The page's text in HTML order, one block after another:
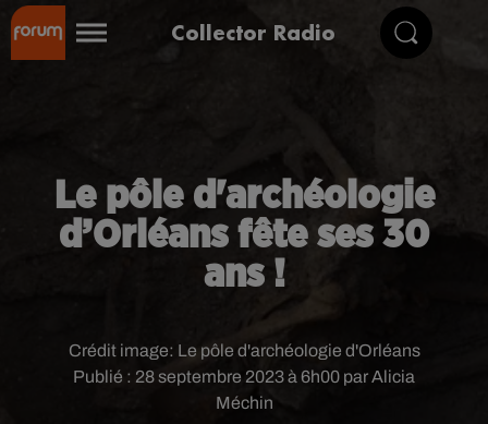
Collector Radio
Le pôle d'archéologie
d’Orléans fête ses 30
ans !
Publié : 28 septembre 2023 à 6h00 par Alicia
Méchin
Crédit image: Le pôle d'archéologie d'Orléans